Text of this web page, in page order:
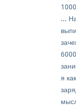
...
я